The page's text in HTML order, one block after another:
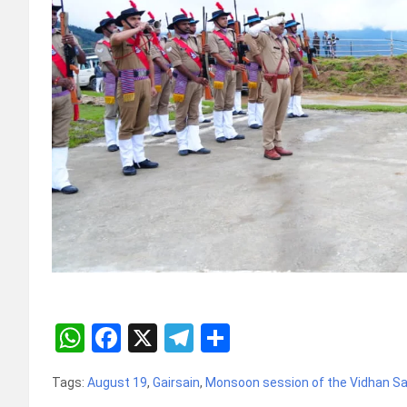
W
at
F
ce
X
T
e
ar
Tags: August 19, Gairsain, Monsoon session of the Vidhan